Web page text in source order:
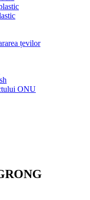
țevilor
ONU